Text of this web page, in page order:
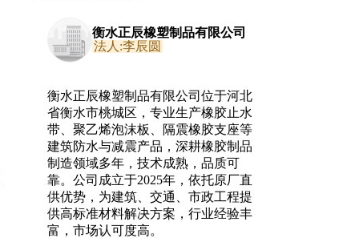
衡水正辰橡塑制品有限公司
法人:李辰圆
衡水正辰橡塑制品有限公司位于河北
省衡水市桃城区，专业生产橡胶止水
带、聚乙烯泡沫板、隔震橡胶支座等
建筑防水与减震产品，深耕橡胶制品
制造领域多年，技术成熟，品质可
靠。公司成立于2025年，依托原厂直
供优势，为建筑、交通、市政工程提
供高标准材料解决方案，行业经验丰
富，市场认可度高。